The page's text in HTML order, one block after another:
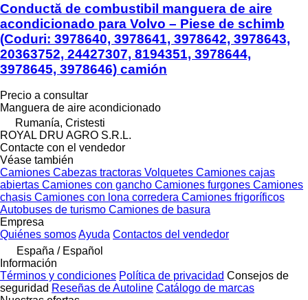
Conductă de combustibil manguera de aire
acondicionado para Volvo – Piese de schimb
(Coduri: 3978640, 3978641, 3978642, 3978643,
20363752, 24427307, 8194351, 3978644,
3978645, 3978646) camión
Precio a consultar
Manguera de aire acondicionado
Rumanía, Cristesti
ROYAL DRU AGRO S.R.L.
Contacte con el vendedor
Véase también
Camiones Cabezas tractoras Volquetes Camiones cajas
abiertas Camiones con gancho Camiones furgones Camiones
chasis Camiones con lona corredera Camiones frigoríficos
Autobuses de turismo Camiones de basura
Empresa
Quiénes somosAyuda Contactos del vendedor
España / Español
Información
Términos y condiciones Política de privacidad Consejos de
seguridad Reseñas de Autoline Catálogo de marcas